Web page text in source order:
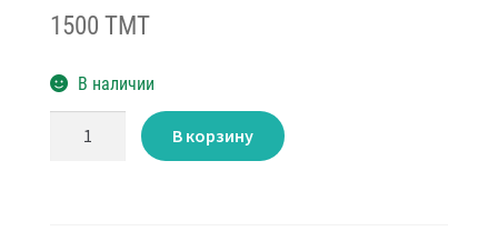
1500 TMT
В наличии
Количество
товара
В корзину